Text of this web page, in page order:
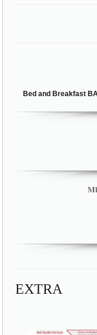
Bed and Breakfast
EXTRA